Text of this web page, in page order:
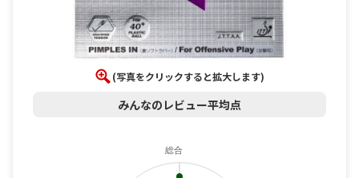
(写真をクリックすると拡大します)
みんなのレビュー平均点
総合